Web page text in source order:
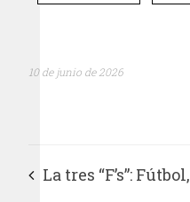
10 de junio de 2026
La tres “F’s”: Fútbol,